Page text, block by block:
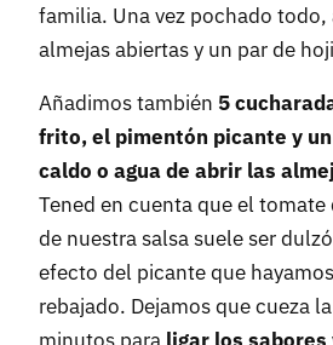
familia. Una vez pochado todo,
almejas abiertas y un par de
Añadimos también 5
frito, el pimentón picante y
caldo o agua de abrir las
Tened en cuenta que el tomate
de nuestra salsa suele ser
efecto del picante que
rebajado. Dejamos que cueza